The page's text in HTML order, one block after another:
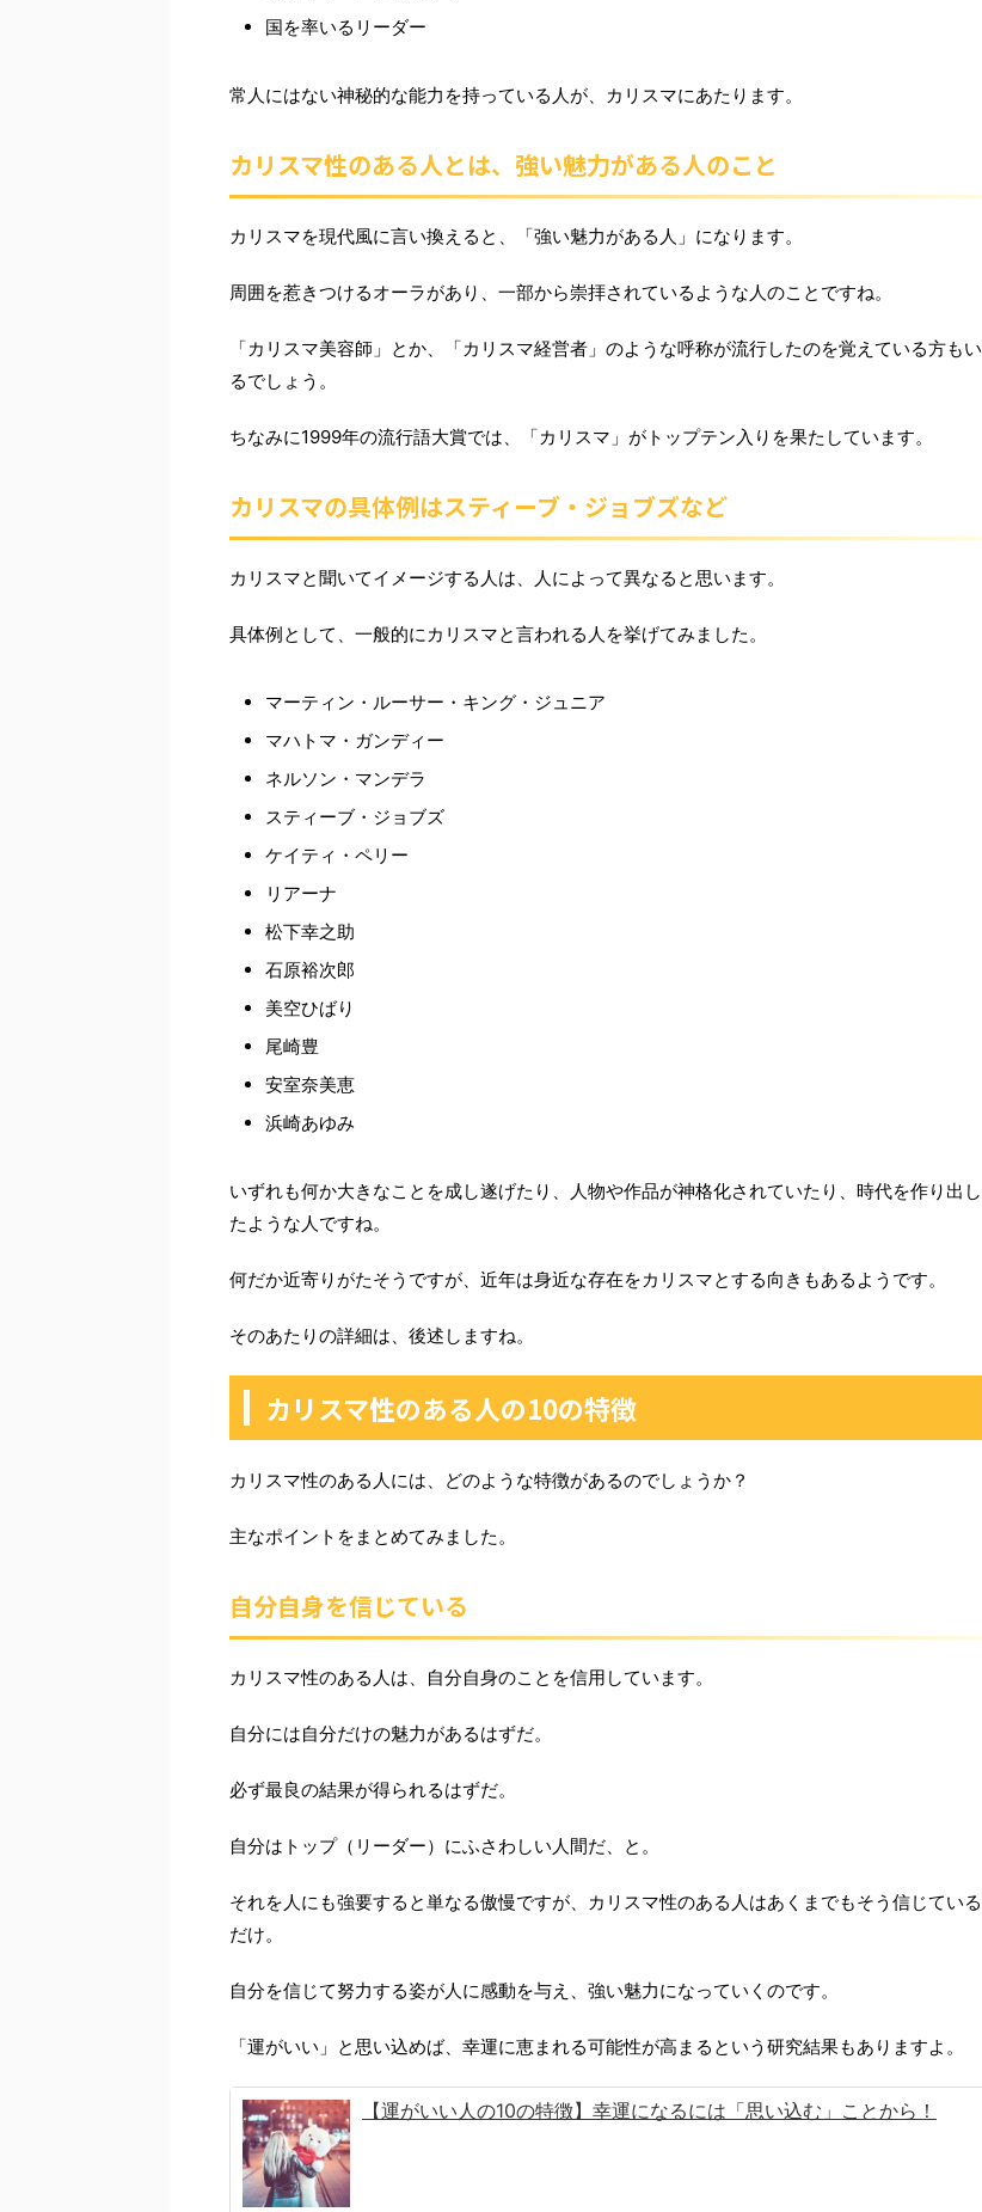
国を率いるリーダー
常人にはない神秘的な能力を持っている人が、カリスマにあたります。
カリスマ性のある人とは、強い魅力がある人のこと
カリスマを現代風に言い換えると、「強い魅力がある人」になります。
周囲を惹きつけるオーラがあり、一部から崇拝されているような人のことですね。
「カリスマ美容師」とか、「カリスマ経営者」のような呼称が流行したのを覚えている方もい
るでしょう。
ちなみに1999年の流行語大賞では、「カリスマ」がトップテン入りを果たしています。
カリスマの具体例はスティーブ・ジョブズなど
カリスマと聞いてイメージする人は、人によって異なると思います。
具体例として、一般的にカリスマと言われる人を挙げてみました。
マーティン・ルーサー・キング・ジュニア
マハトマ・ガンディー
ネルソン・マンデラ
スティーブ・ジョブズ
ケイティ・ペリー
リアーナ
松下幸之助
石原裕次郎
美空ひばり
尾崎豊
安室奈美恵
浜崎あゆみ
いずれも何か大きなことを成し遂げたり、人物や作品が神格化されていたり、時代を作り出し
たような人ですね。
何だか近寄りがたそうですが、近年は身近な存在をカリスマとする向きもあるようです。
そのあたりの詳細は、後述しますね。
カリスマ性のある人の10の特徴
カリスマ性のある人には、どのような特徴があるのでしょうか？
主なポイントをまとめてみました。
自分自身を信じている
カリスマ性のある人は、自分自身のことを信用しています。
自分には自分だけの魅力があるはずだ。
必ず最良の結果が得られるはずだ。
自分はトップ（リーダー）にふさわしい人間だ、と。
それを人にも強要すると単なる傲慢ですが、カリスマ性のある人はあくまでもそう信じている
だけ。
自分を信じて努力する姿が人に感動を与え、強い魅力になっていくのです。
「運がいい」と思い込めば、幸運に恵まれる可能性が高まるという研究結果もありますよ。
【運がいい人の10の特徴】幸運になるには「思い込む」ことから！